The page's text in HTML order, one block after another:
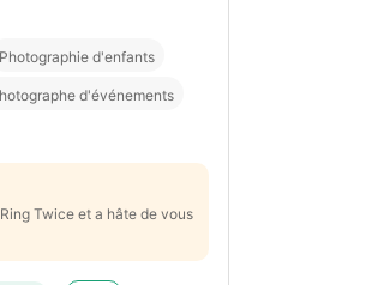
Photographie d'enfants
d'événements
Twice et a hâte de vous